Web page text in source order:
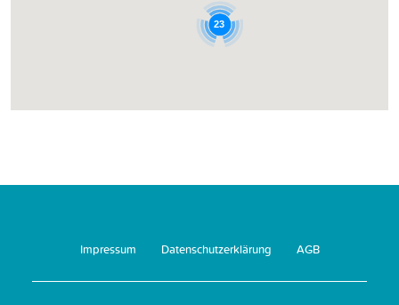
23
Impressum Datenschutzerklärung AGB